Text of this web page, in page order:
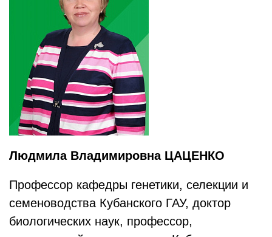
Людмила Владимировна ЦАЦЕНКО
Профессор кафедры генетики, селекции и
семеноводства Кубанского ГАУ, доктор
биологических наук, профессор,